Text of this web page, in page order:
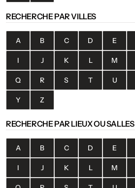
RECHERCHE PAR VILLES
A B C D E
I J K L M
Q R S T U
Y Z
RECHERCHE PAR LIEUX OU SALLES
A B C D E
I J K L M